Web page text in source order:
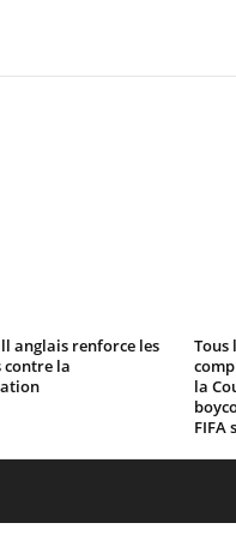
anglais renforce les
contre la
Tous
la
FIFA